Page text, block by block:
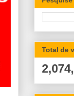
Total de